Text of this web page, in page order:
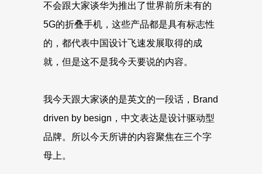
不会跟大家谈华为推出了世界前所未有的
5G的折叠手机，这些产品都是具有标志性
的，都代表中国设计飞速发展取得的成
就，但是这不是我今天要说的内容。
我今天跟大家谈的是英文的一段话，Brand
driven by besign，中文表达是设计驱动型
品牌。所以今天所讲的内容聚焦在三个字
母上。